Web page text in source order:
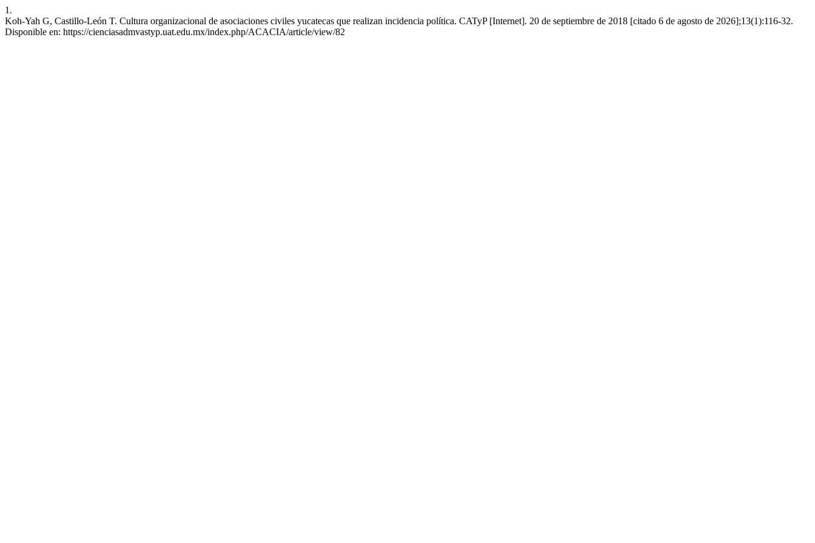
1.
Koh-Yah G, Castillo-León T. Cultura organizacional de asociaciones civiles yucatecas que realizan incidencia política. CATyP [Internet]. 20 de septiembre de 2018 [citado 6 de agosto de 2026];13(1):116-32.
Disponible en: https://cienciasadmvastyp.uat.edu.mx/index.php/ACACIA/article/view/82